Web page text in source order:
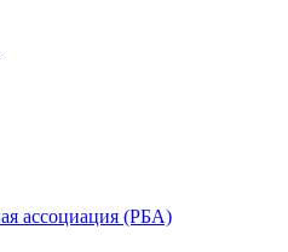
ассоциация (РБА)